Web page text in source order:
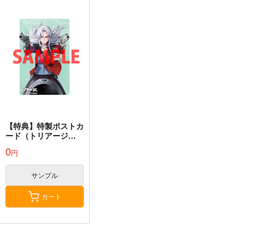
【特典】特製ポストカ
ード（トリアージ
0円
サンプル
カート